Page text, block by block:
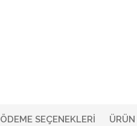
ÖDEME SEÇENEKLERI